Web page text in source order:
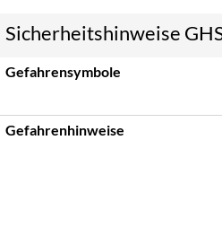
Sicherheitshinweise
Gefahrensymbole
Gefahrenhinweise